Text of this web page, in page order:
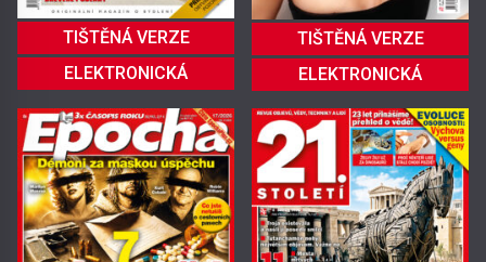
TIŠTĚNÁ VERZE
ELEKTRONICKÁ
TIŠTĚNÁ VERZE
ELEKTRONICKÁ